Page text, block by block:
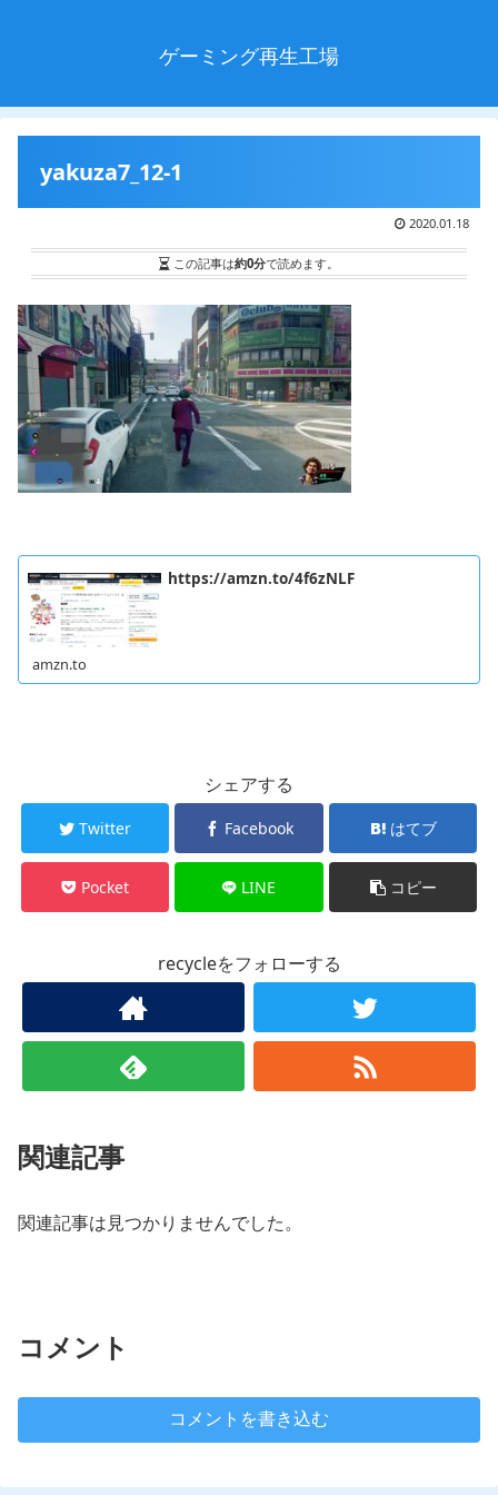
ゲーミング再生工場
yakuza7_12-1
2020.01.18
この記事は約0分で読めます。
https://amzn.to/4f6zNLF
amzn.to
シェアする
Twitter Facebook はてブ
Pocket LINE コピー
recycleをフォローする
関連記事
関連記事は見つかりませんでした。
コメント
コメントを書き込む